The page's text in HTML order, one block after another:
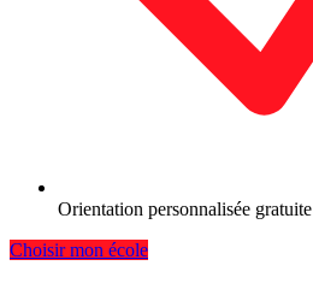
Orientation personnalisée gratuite
Choisir mon école